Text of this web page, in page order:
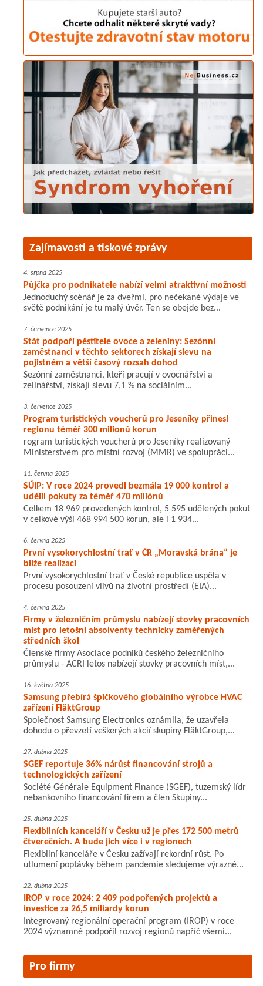
Zajímavosti a tiskové zprávy
4. srpna 2025
Půjčka pro podnikatele nabízí velmi atraktivní možnosti
Jednoduchý scénář je za dveřmi, pro nečekané výdaje ve
světě podnikání je tu malý úvěr. Ten se obejde bez...
7. července 2025
Stát podpoří pěstitele ovoce a zeleniny: Sezónní
zaměstnanci v těchto sektorech získají slevu na
pojistném a větší časový rozsah dohod
Sezónní zaměstnanci, kteří pracují v ovocnářství a
zelinářství, získají slevu 7,1 % na sociálním...
3. července 2025
Program turistických voucherů pro Jeseníky přinesl
regionu téměř 300 milionů korun
rogram turistických voucherů pro Jeseníky realizovaný
Ministerstvem pro místní rozvoj (MMR) ve spolupráci...
11. června 2025
SÚIP: V roce 2024 provedl bezmála 19 000 kontrol a
udělil pokuty za téměř 470 miliónů
Celkem 18 969 provedených kontrol, 5 595 udělených pokut
v celkové výši 468 994 500 korun, ale i 1 934...
6. června 2025
První vysokorychlostní trať v ČR „Moravská brána“ je
blíže realizaci
První vysokorychlostní trať v České republice uspěla v
procesu posouzení vlivů na životní prostředí (EIA)...
4. června 2025
Firmy v železničním průmyslu nabízejí stovky pracovních
míst pro letošní absolventy technicky zaměřených
středních škol
Členské firmy Asociace podniků českého železničního
průmyslu - ACRI letos nabízejí stovky pracovních míst,...
16. května 2025
Samsung přebírá špičkového globálního výrobce HVAC
zařízení FläktGroup
Společnost Samsung Electronics oznámila, že uzavřela
dohodu o převzetí veškerých akcií skupiny FläktGroup,...
27. dubna 2025
SGEF reportuje 36% nárůst financování strojů a
technologických zařízení
Société Générale Equipment Finance (SGEF), tuzemský lídr
nebankovního financování firem a člen Skupiny...
25. dubna 2025
Flexibilních kanceláří v Česku už je přes 172 500 metrů
čtverečních. A bude jich více i v regionech
Flexibilní kanceláře v Česku zažívají rekordní růst. Po
utlumení poptávky během pandemie sledujeme výrazné...
22. dubna 2025
IROP v roce 2024: 2 409 podpořených projektů a
investice za 26,5 miliardy korun
Integrovaný regionální operační program (IROP) v roce
2024 významně podpořil rozvoj regionů napříč všemi...
Pro firmy